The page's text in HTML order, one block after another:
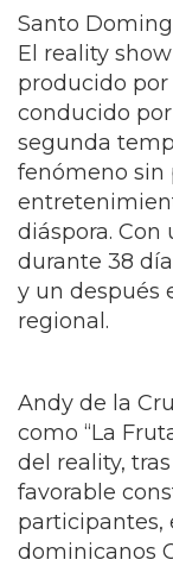
Santo
El reality show
producido
conducido
segunda
fenómeno sin
diáspora.
durante 38
y un después
regional.
Andy de la
como “La
del reality,
favorable
participantes,
dominicanos